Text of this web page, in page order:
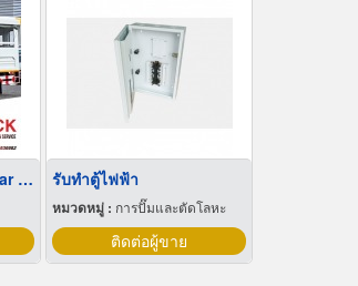
อู่ต่อรถบ้าน camping car สมุทรสาคร รับทำตู้ไฟฟ้า
หมวดหมู่ : การปั๊มและตัดโลหะ
ติดต่อผู้ขาย